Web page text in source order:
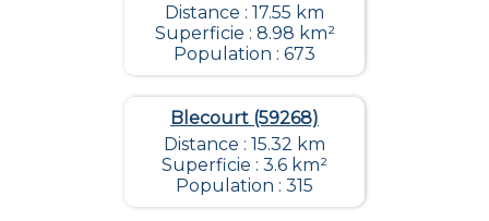
Distance : 17.55 km
Superficie : 8.98 km²
Population : 673
Blecourt (59268)
Distance : 15.32 km
Superficie : 3.6 km²
Population : 315